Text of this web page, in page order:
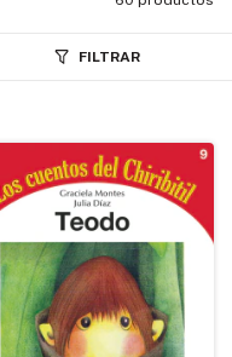
FILTRAR